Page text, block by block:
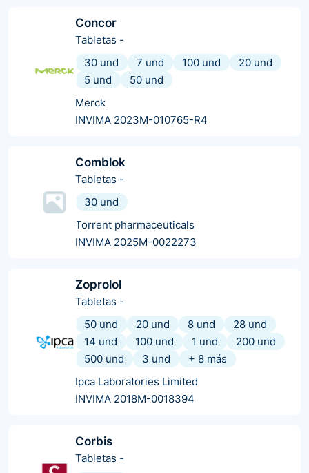
Concor
Tabletas -
30 und
7 und 100 und
20 und
5 und
50 und
Merck
INVIMA 2023M-010765-R4
Comblok
Tabletas -
30 und
Torrent pharmaceuticals
INVIMA 2025M-0022273
Zoprolol
Tabletas -
50 und
20 und 8 und
28 und
14 und
100 und 1 und
200 und
500 und
3 und + 8 más
Ipca Laboratories Limited
INVIMA 2018M-0018394
Corbis
Tabletas -